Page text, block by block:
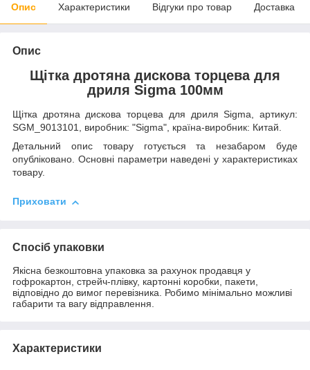
Опис Характеристики Відгуки про товар Доставка
Опис
Щітка дротяна дискова торцева для
дриля Sigma 100мм
Щітка дротяна дискова торцева для дриля Sigma, артикул:
SGM_9013101, виробник: "Sigma", країна-виробник: Китай.
Детальний опис товару готується та незабаром буде
опубліковано. Основні параметри наведені у характеристиках
товару.
Приховати
Спосіб упаковки
Якісна безкоштовна упаковка за рахунок продавця у
гофрокартон, стрейч-плівку, картонні коробки, пакети,
відповідно до вимог перевізника. Робимо мінімально можливі
габарити та вагу відправлення.
Характеристики